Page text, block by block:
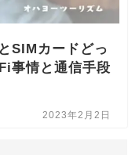
SIMカードどっ
事情と通信手段
2023年2月2日